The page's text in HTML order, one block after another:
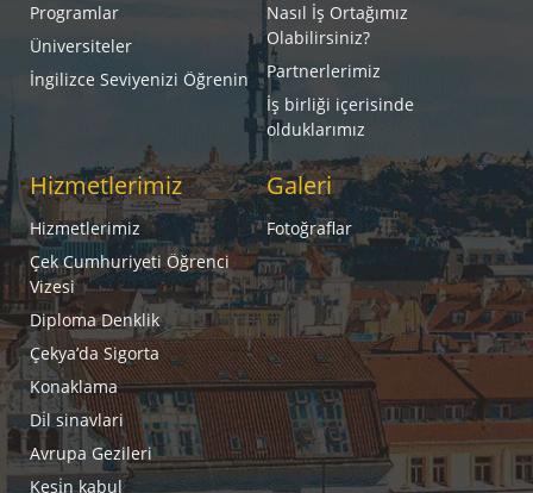
Programlar
Üniversiteler
İngilizce Seviyenizi Öğrenin
Nasıl İş Ortağımız
Olabilirsiniz?
Partnerlerimiz
İş birliği içerisinde
olduklarımız
Hizmetlerimiz
Hizmetlerimiz
Çek Cumhuriyeti Öğrenci
Vizesi
Diploma Denklik
Çekya’da Sigorta
Konaklama
Di̇l sinavlari
Avrupa Gezileri
Kesi̇n kabul
Galeri
Fotoğraflar